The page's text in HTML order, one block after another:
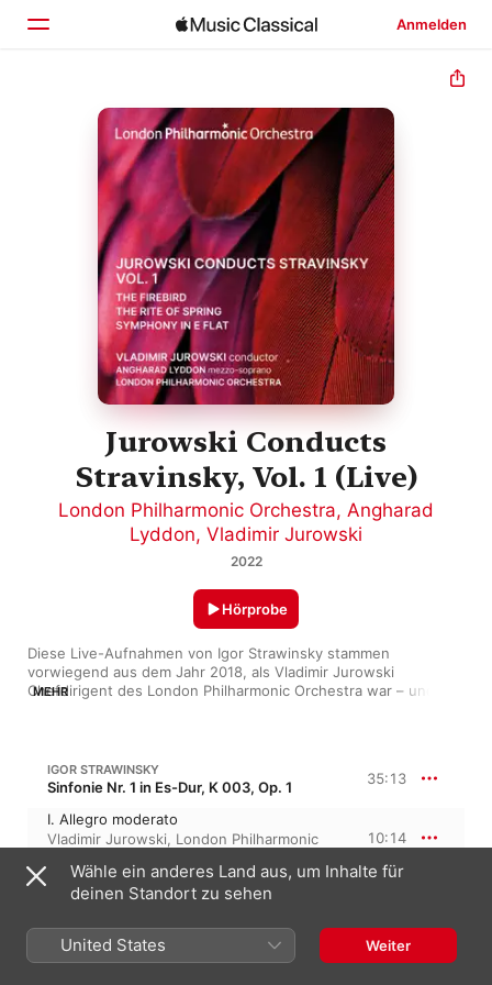
Anmelden
Startseite
Entdecken
Suchen
Jurowski Conducts
Stravinsky, Vol. 1 (Live)
London Philharmonic Orchestra, Angharad
Lyddon, Vladimir Jurowski
2022
Diese Live-Aufnahmen von Igor Strawinsky stammen
vorwiegend aus dem Jahr 2018, als Vladimir Jurowski
Chefdirigent des London Philharmonic Orchestra war – und sie
Poesie mit donnernder Virtuosität in den großen Ensemble-
Momenten. Das Album enthält auch einige frühe Raritäten von
Shepherdess“, „Scherzo fantastique“ und „Funeral Song“. Sie
alle sind faszinierend und eindeutige Beweise für einen
MEHR
Hörprobe
IGOR STRAWINSKY
Sinfonie Nr. 1 in Es-Dur, K 003, Op. 1 35:13
I. Allegro moderato
Vladimir Jurowski, London Philharmonic
10:14
II. Scherzo. Allegretto
Vladimir Jurowski,London Philharmonic
III. Largo
Vladimir Jurowski,London Philharmonic
10:56
Wähle ein anderes Land aus, um Inhalte für
deinen Standort zu sehen
United States Weiter